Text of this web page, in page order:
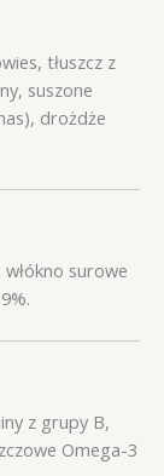
tłuszcz z
suszone
drożdże
surowe
z grupy B,
Omega-3